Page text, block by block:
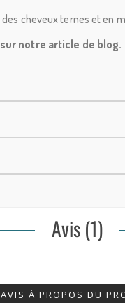
cheveux ternes et
sur notre article de blog.
Avis (1)
AVIS À PROPOS DU